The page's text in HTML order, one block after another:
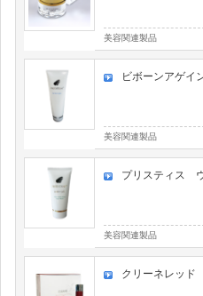
美容関連製品
ビボーンアゲイ
美容関連製品
プリスティス
美容関連製品
クリーネレッド